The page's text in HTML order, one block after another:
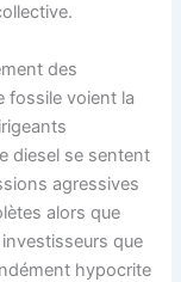
des
fossile voient la
diesel se sentent
agressives
alors que
que
hypocrite